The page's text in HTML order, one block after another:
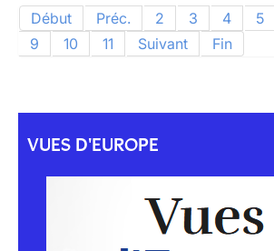
Début Préc. 2 3 4 5
9
10 11 Suivant Fin
VUES D'EUROPE